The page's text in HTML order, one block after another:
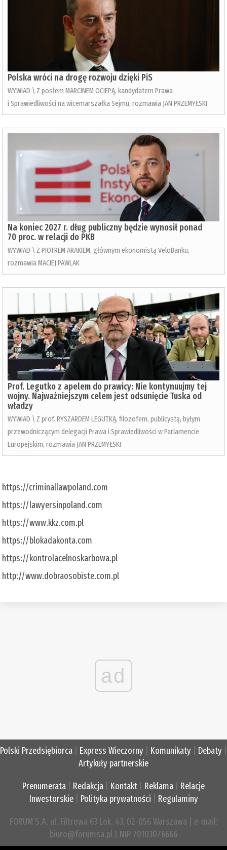
Polska wróci na drogę rozwoju dzięki PiS
WYWIAD \ Z posłem MARCINEM OCIEPĄ, kandydatem Prawa
i Sprawiedliwości na wicemarszałka Sejmu, rozmawia JAN PRZEMYŁSKI
Na koniec 2027 r. dług publiczny będzie wynosił ponad
70 proc. w relacji do PKB
WYWIAD \ Z PIOTREM ARAKIEM, głównym ekonomistą VeloBanku,
rozmawia MACIEJ PAWLAK
Prof. Legutko z apelem do prawicy: Nie kontynuujmy tej
wojny. Najważniejszym celem jest odsunięcie Tuska od
władzy
WYWIAD \ Z prof. RYSZARDEM LEGUTKĄ, filozofem, publicystą, byłym
przewodniczącym delegacji Prawa i Sprawiedliwości w Parlamencie
Europejskim, rozmawia JAN PRZEMYŁSKI
https://criminallawpoland.com
https://lawyersinpoland.com
https://www.kkz.com.pl
https://blokadakonta.com
https://kontrolacelnoskarbowa.pl
http://www.dobraosobiste.com.pl
ad
Polski Przedsiębiorca Express Wieczorny Komunikaty Debaty
Artykuły partnerskie
Prenumerata Redakcja Kontakt Reklama
Relacje
Inwestorskie| Polityka prywatności Regulaminy
FORUM S.A. ul. Filtrowa 63 Lok. 43, 02-056 Warszawa | e-mail:
biuro@forumsa.pl | NIP 70103076666